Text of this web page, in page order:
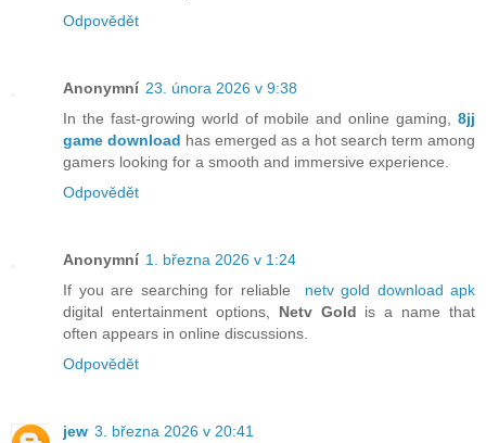
Odpovědět
Anonymní 23. února 2026 v 9:38
In the fast-growing world of mobile and online gaming, 8jj
game download has emerged as a hot search term among
gamers looking for a smooth and immersive experience.
Odpovědět
Anonymní 1. března 2026 v 1:24
If you are searching for reliable netv gold download apk
digital entertainment options, Netv Gold is a name that
often appears in online discussions.
Odpovědět
jew 3. března 2026 v 20:41